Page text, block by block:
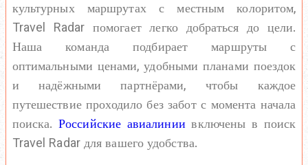
культурных маршрутах с местным колоритом,
Travel Radar помогает легко добраться до цели.
Наша команда подбирает маршруты с
оптимальными ценами, удобными планами поездок
и надёжными партнёрами, чтобы каждое
путешествие проходило без забот с момента начала
поиска.Российские авиалинии включены в поиск
Travel Radar для вашего удобства.